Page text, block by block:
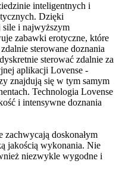
inteligentnych i
Dzięki
i najwyższym
zabawki erotyczne, które
sterowane doznania
sterować zdalnie za
aplikacji Lovense -
znajdują się w tym samym
Technologia Lovense
i intensywne doznania
doskonałym
jakością wykonania. Nie
niezwykle wygodne i